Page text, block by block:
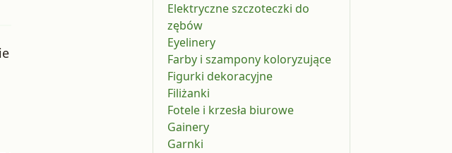
Elektryczne szczoteczki do
zębów
Eyelinery
Farby i szampony koloryzujące
Figurki dekoracyjne
Filiżanki
Fotele i krzesła biurowe
Gainery
Garnki